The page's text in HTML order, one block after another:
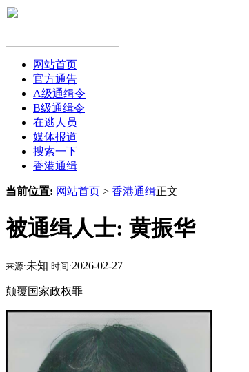
网站首页
官方通告
A级通缉令
B级通缉令
在逃人员
媒体报道
搜索一下
香港通缉
当前位置: 网站首页 > 香港通缉正文
被通缉人士: 黄振华
来源:未知 时间:2026-02-27
颠覆国家政权罪